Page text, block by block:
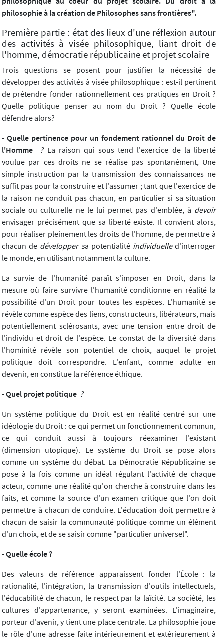
philosophie à la création de Philosophes sans frontières".
Première partie : état des lieux d'une réflexion autour
des activités à visée philosophique, liant droit de
l'homme, démocratie républicaine et projet scolaire
Trois questions se posent pour justifier la nécessité de
développer des activités à visée philosophique : est-il pertinent
de prétendre fonder rationnellement ces pratiques en Droit ?
Quelle politique penser au nom du Droit ? Quelle école
défendre alors?
- Quelle pertinence pour un fondement rationnel du Droit de
l'Homme
? La raison qui sous tend l'exercice de la liberté
voulue par ces droits ne se réalise pas spontanément, Une
simple instruction par la transmission des connaissances ne
suffit pas pour la construire et l'assumer ; tant que l'exercice de
la raison ne conduit pas chacun, en particulier si sa situation
sociale ou culturelle ne le lui permet pas d'emblée, à devoir
envisager précisément que sa liberté existe. Il convient alors,
pour réaliser pleinement les droits de l'homme, de permettre à
chacun de développer sa potentialité individuelled'interroger
le monde, en utilisant notamment la culture.
La survie de l'humanité paraît s'imposer en Droit, dans la
mesure où faire survivre l'humanité conditionne en réalité la
possibilité d'un Droit pour toutes les espèces. L'humanité se
révèle comme espèce des liens, constructeurs, libérateurs, mais
potentiellement sclérosants, avec une tension entre droit de
l'individu et droit de l'espèce. Le constat de la diversité dans
l'hominité révèle son potentiel de choix, auquel le projet
politique doit correspondre. L'enfant, comme adulte en
devenir, en constitue la référence éthique.
- Quel projet politique ?
Un système politique du Droit est en réalité centré sur une
idéologie du Droit : ce qui permet un fonctionnement commun,
ce qui conduit aussi à toujours réexaminer l'existant
(dimension utopique). Le système du Droit se pose alors
comme un système du débat. La Démocratie Républicaine se
pose à la fois comme un idéal régulant l'activité de chaque
acteur, comme une réalité qu'on cherche à construire dans les
faits, et comme la source d'un examen critique que l'on doit
permettre à chacun de conduire. L'éducation doit permettre à
chacun de saisir la communauté politique comme un élément
d'un choix, et de se saisir comme "particulier universel".
- Quelle école ?
Des valeurs de référence apparaissent fonder l'École : la
rationalité, l'intégration, la transmission d'outils intellectuels,
l'éducabilité de chacun, le respect par la laïcité. La société, les
cultures d'appartenance, y seront examinées. L'imaginaire,
porteur d'avenir, y tient une place centrale. La philosophie joue
le rôle d'une adresse faite intérieurement et extérieurement à